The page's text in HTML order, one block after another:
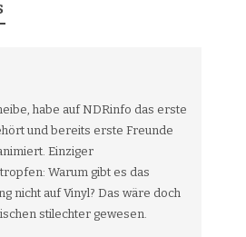
habe auf NDRinfo das erste
und bereits erste Freunde
Einziger
Warum gibt es das
nicht auf Vinyl? Das wäre doch
stilechter gewesen.